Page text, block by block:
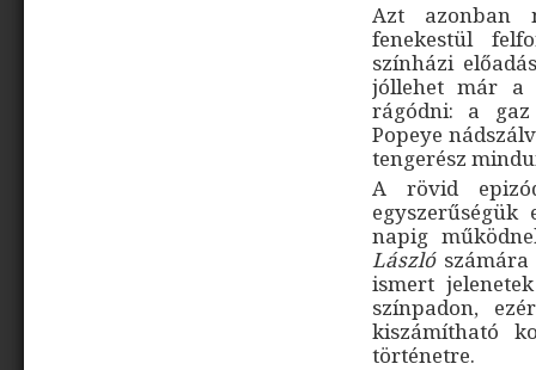
Azt azonban
fenekestül
színházi
jóllehet már a
rágódni: a
Popeye
tengerész
A rövid
napig
Lászlószámára
ismert
színpadon,
kiszámítható
történetre.